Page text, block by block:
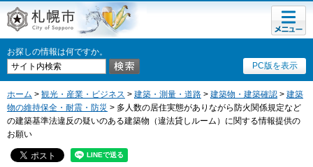
札幌市
お探しの情報は何ですか。
PC版を表示
メニュ
ー
ホーム > 観光・産業・ビジネス > 建築・測量・道路 > 建築物・建築確認 > 建築
物の維持保全・耐震・防災 > 多人数の居住実態がありながら防火関係規定など
の建築基準法違反の疑いのある建築物（違法貸しルーム）に関する情報提供の
お願い